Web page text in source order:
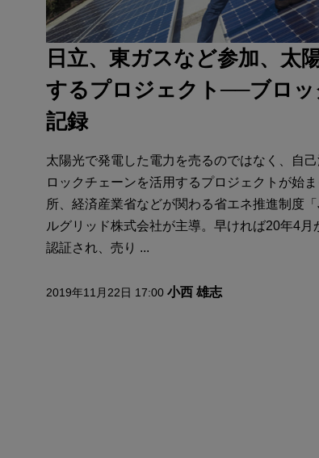
日立、東ガスなど参加、太
するプロジェクト──ブロ
記録
太陽光で発電した電力を売るのではなく、自
ロックチェーンを活用するプロジェクトが始
所、経済産業省などが関わる省エネ推進制度
ルグリッド株式会社が主導。早ければ20年4
認証され、売り ...
2019年11月22日 17:00 小西 雄志